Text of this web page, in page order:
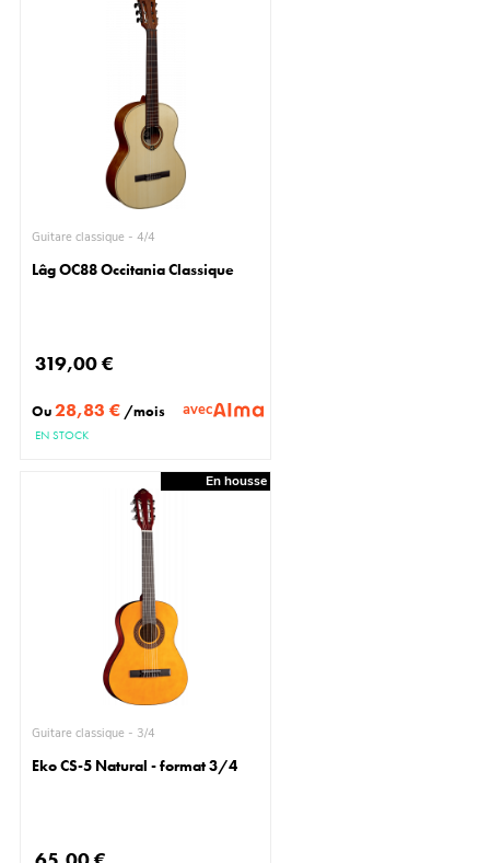
Guitare classique - 4/4
Lâg OC88 Occitania Classique
319,00 €
Ou28,83 € /mois avec
EN STOCK
En housse
Guitare classique - 3/4
Eko CS-5 Natural - format 3/4